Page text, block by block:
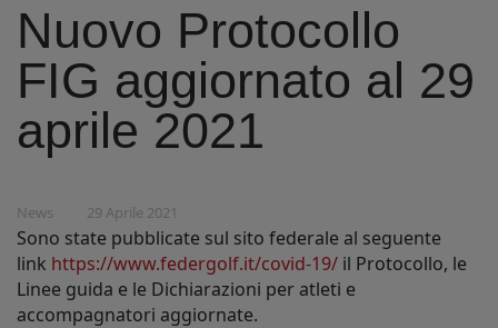
Nuovo Protocollo
FIG aggiornato al 29
aprile 2021
News 29 Aprile 2021
Sono state pubblicate sul sito federale al seguente
link https://www.federgolf.it/covid-19/ il Protocollo, le
Linee guida e le Dichiarazioni per atleti e
accompagnatori aggiornate.